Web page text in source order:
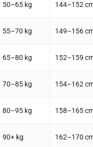
50–65 kg 144–152
55–70 kg 149–156
65–80 kg 152–159
70–85 kg 154–162
80–95 kg 158–165
90+ kg 162–170